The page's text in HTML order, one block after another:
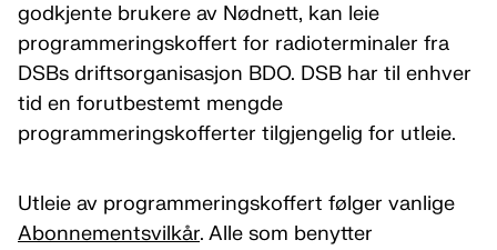
godkjente brukere av Nødnett, kan leie
programmeringskoffert for radioterminaler fra
DSBs driftsorganisasjon BDO. DSB har til enhver
tid en forutbestemt mengde
programmeringskofferter tilgjengelig for utleie.
Utleie av programmeringskoffert følger vanlige
Abonnementsvilkår. Alle som benytter